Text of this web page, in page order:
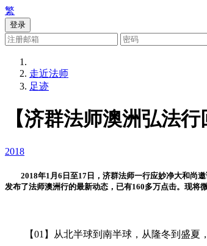
繁
登录
走近法师
足迹
【济群法师澳洲弘法行
2018
2018年1月6日至17日，济群法师一行应妙净大和尚邀
发布了法师澳洲行的最新动态，已有160多万点击。现将
【01】从北半球到南半球，从隆冬到盛夏，